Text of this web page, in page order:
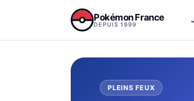
Pokémon France
DEPUIS 1999
PLEINS FEUX